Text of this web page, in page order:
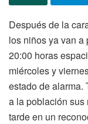
Después de la
los niños ya van
20:00 horas
miércoles y
estado de alarma.
a la población sus
tarde en un